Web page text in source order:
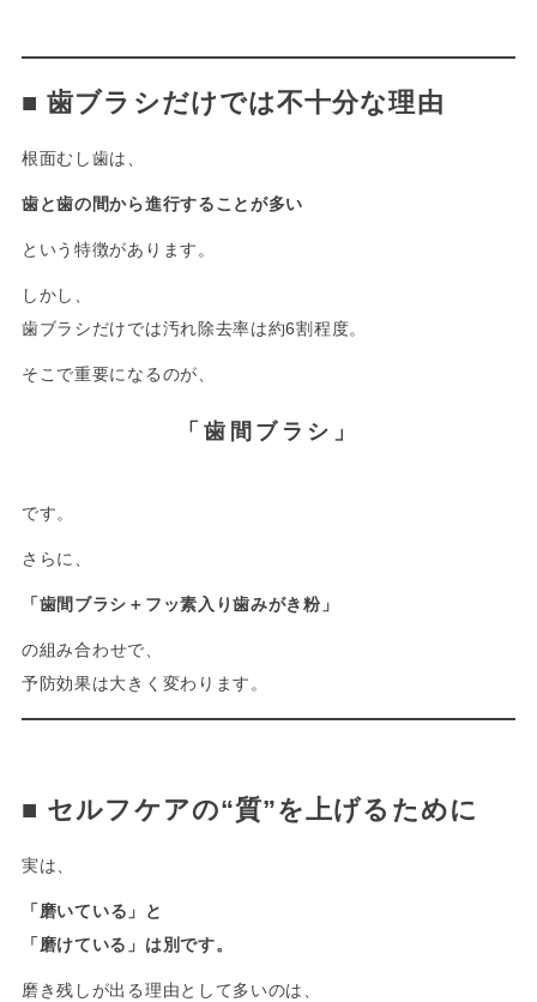
■歯ブラシだけでは不十分な理由
根面むし歯は、
歯と歯の間から進行することが多い
という特徴があります。
しかし、
歯ブラシだけでは汚れ除去率は約6割程度。
そこで重要になるのが、
「歯間ブラシ」
です。
さらに、
「歯間ブラシ＋フッ素入り歯みがき粉」
の組み合わせで、
予防効果は大きく変わります。
■ セルフケアの“質”を上げるために
実は、
「磨いている」と
「磨けている」は別です。
磨き残しが出る理由として多いのは、